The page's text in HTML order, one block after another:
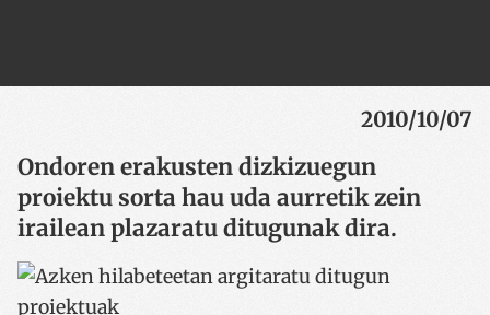
2010/10/07
Ondoren erakusten dizkizuegun
proiektu sorta hau uda aurretik zein
irailean plazaratu ditugunak dira.